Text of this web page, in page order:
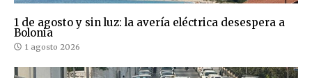
1 de agosto y sin luz: la avería eléctrica desespera a
Bolonia
1 agosto 2026